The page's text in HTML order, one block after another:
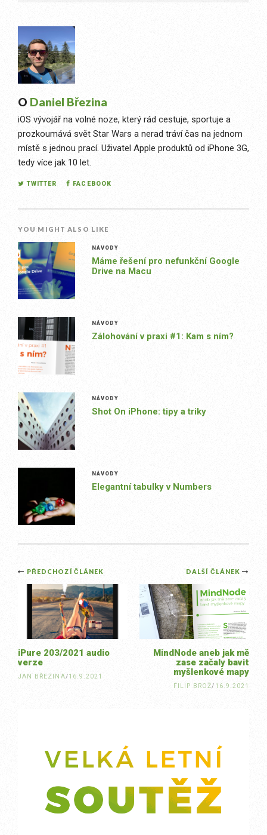
O Daniel Březina
iOS vývojář na volné noze, který rád cestuje, sportuje a
prozkoumává svět Star Wars a nerad tráví čas na jednom
místě s jednou prací. Uživatel Apple produktů od iPhone 3G,
tedy více jak 10 let.
TWITTER FACEBOOK
YOU MIGHT ALSO LIKE
NÁVODY
Máme řešení pro nefunkční Google
Drive na Macu
NÁVODY
Zálohování v praxi #1: Kam s ním?
NÁVODY
Shot On iPhone: tipy a triky
NÁVODY
Elegantní tabulky v Numbers
Post
navigation
DALŠÍ ČLÁNEK
MindNode aneb jak mě
zase začaly bavit
myšlenkové mapy
FILIP BROŽ/ 16.9.2021
PŘEDCHOZÍ ČLÁNEK
iPure 203/2021 audio
verze
JAN BŘEZINA/16.9.2021